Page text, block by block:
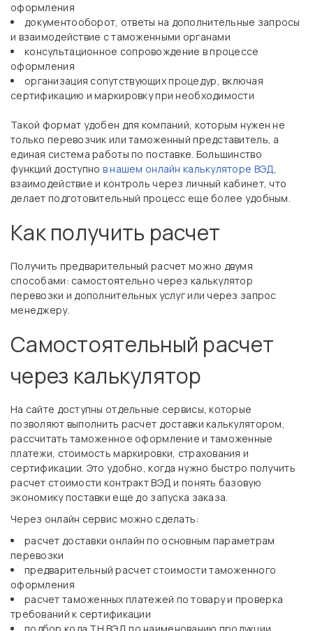
оформления
документооборот, ответы на дополнительные запросы
и взаимодействие с таможенными органами
консультационное сопровождение в процессе
оформления
организация сопутствующих процедур, включая
сертификацию и маркировку при необходимости
Такой формат удобен для компаний, которым нужен не
только перевозчик или таможенный представитель, а
единая система работы по поставке. Большинство
функций доступно в нашем онлайн калькуляторе ВЭД,
взаимодействие и контроль через личный кабинет, что
делает подготовительный процесс еще более удобным.
Как получить расчет
Получить предварительный расчет можно двумя
способами: самостоятельно через калькулятор
перевозки и дополнительных услуг или через запрос
менеджеру.
Самостоятельный расчет
через калькулятор
На сайте доступны отдельные сервисы, которые
позволяют выполнить расчет доставки калькулятором,
рассчитать таможенное оформление и таможенные
платежи, стоимость маркировки, страхования и
сертификации. Это удобно, когда нужно быстро получить
расчет стоимости контракт ВЭД и понять базовую
экономику поставки еще до запуска заказа.
Через онлайн сервис можно сделать:
расчет доставки онлайн по основным параметрам
перевозки
предварительный расчет стоимости таможенного
оформления
расчет таможенных платежей по товару и проверка
требований к сертификации